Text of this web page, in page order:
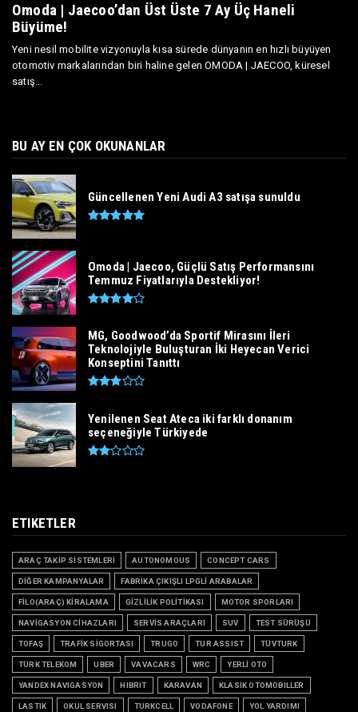
Omoda | Jaecoo’dan Üst Üste 7 Ay Üç Haneli
Büyüme!
Yeni nesil mobilite vizyonuyla kısa sürede dünyanın en hızlı büyüyen
otomotiv markalarından biri haline gelen OMODA | JAECOO, küresel
satış...
BU AY EN ÇOK OKUNANLAR
Güncellenen Yeni Audi A3 satışa sunuldu
Omoda | Jaecoo, Güçlü Satış Performansını
Temmuz Fiyatlarıyla Destekliyor!
MG, Goodwood’da Sportif Mirasını İleri
Teknolojiyle Buluşturan İki Heyecan Verici
Konseptini Tanıttı
Yenilenen Seat Ateca iki farklı donanım
seçeneğiyle Türkiyede
ETIKETLER
ARAÇ TAKİP SİSTEMLERİ AUTONOMOUS CONCEPT CARS
DİĞER KAMPANYALAR FABRİKA ÇIKIŞLI LPGLİ ARABALAR
FİLO(ARAÇ) KİRALAMA GİZLİLİK POLİTİKASI MOTOR SPORLARI
NAVİGASYON CİHAZLARI SERVİS ARAÇLARI SUV TEST SÜRÜŞÜ
TOFAŞ TRAFİK SİGORTASI TRUGO TUR ASSIST TÜVTURK
TÜRK TELEKOM UBER VAVACARS WRC YERLİ OTO
YANDEX NAVIGASYON HIBRIT KARAVAN KLASIK OTOMOBILLER
LASTIK OKUL SERVISI TURKCELL VODAFONE YOL YARDIMI